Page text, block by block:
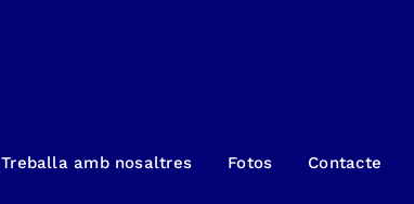
Treballa amb nosaltres Fotos Contacte